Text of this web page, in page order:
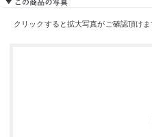
クリックすると拡大写真がご確認頂けま